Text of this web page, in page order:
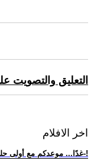
التعليق والتصويت
اخر الافلام
.. غدًا... موعدكم مع أولى حلقات برنامج -أسئلة حارقة-!